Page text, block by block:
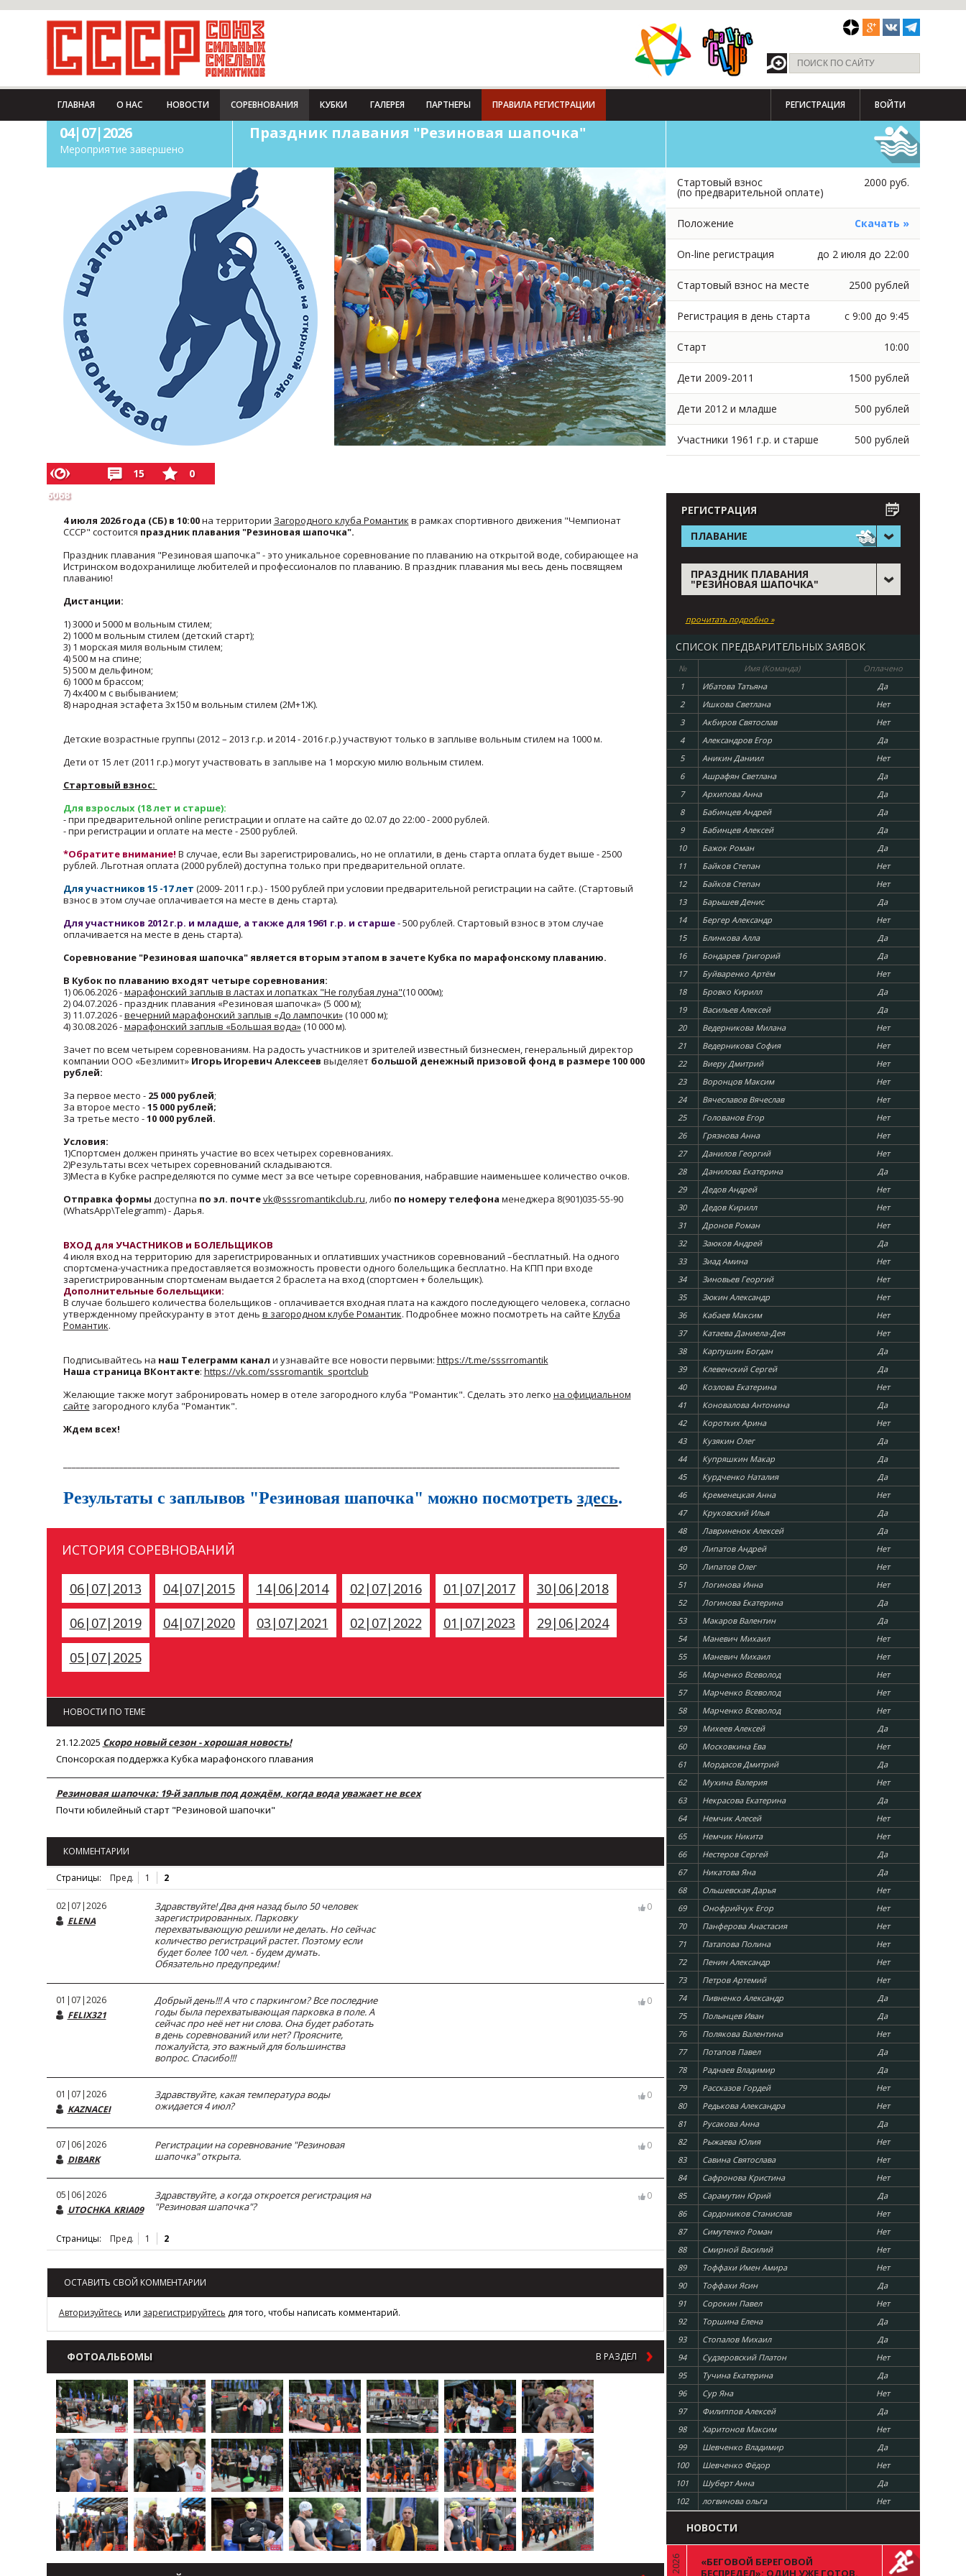
ГЛАВНАЯ О НАС НОВОСТИ СОРЕВНОВАНИЯ КУБКИ ГАЛЕРЕЯ ПАРТНЕРЫ ПРАВИЛА РЕГИСТРАЦИИ РЕГИСТРАЦИЯ ВОЙТИ
04|07|2026
Мероприятие завершено
Праздник плавания "Резиновая шапочка"
Стартовый взнос
(по предварительной оплате)
2000 руб.
Положение Скачать »
On-line регистрация до 2 июля до 22:00
Стартовый взнос на месте 2500 рублей
Регистрация в день старта с 9:00 до 9:45
Старт 10:00
Дети 2009-2011 1500 рублей
Дети 2012 и младше 500 рублей
Участники 1961 г.р. и старше 500 рублей
6068
15 0
4 июля 2026 года (СБ) в 10:00на территории Загородного клуба Романтик в рамках спортивного движения "Чемпионат
СССР" состоится праздник плавания "Резиновая шапочка".
Праздник плавания "Резиновая шапочка" - это уникальное соревнование по плаванию на открытой воде, собирающее на
Истринском водохранилище любителей и профессионалов по плаванию. В праздник плавания мы весь день посвящяем
плаванию!
Дистанции:
1) 3000 и 5000 м вольным стилем;
2) 1000 м вольным стилем (детский старт);
3) 1 морская миля вольным стилем;
4) 500 м на спине;
5) 500 м дельфином;
6) 1000 м брассом;
7) 4х400 м с выбыванием;
8) народная эстафета 3х150 м вольным стилем (2М+1Ж).
Детские возрастные группы (2012 – 2013 г.р. и 2014 - 2016 г.р.) участвуют только в заплыве вольным стилем на 1000 м.
Дети от 15 лет (2011 г.р.) могут участвовать в заплыве на 1 морскую милю вольным стилем.
Стартовый взнос:
Для взрослых (18 лет и старше):
- при предварительной online регистрации и оплате на сайте до 02.07 до 22:00 - 2000 рублей.
- при регистрации и оплате на месте - 2500 рублей.
*Обратите внимание! В случае, если Вы зарегистрировались, но не оплатили, в день старта оплата будет выше - 2500
рублей. Льготная оплата (2000 рублей) доступна только при предварительной оплате.
Для участников 15 -17 лет (2009- 2011 г.р.) - 1500 рублей при условии предварительной регистрации на сайте. (Стартовый
взнос в этом случае оплачивается на месте в день старта).
Для участников 2012 г.р. и младше, а также для 1961 г.р. и старше- 500 рублей. Стартовый взнос в этом случае
оплачивается на месте в день старта).
Соревнование "Резиновая шапочка" является вторым этапом в зачете Кубка по марафонскому плаванию.
В Кубок по плаванию входят четыре соревнования:
1) 06.06.2026 -марафонский заплыв в ластах и лопатках "Не голубая луна"(10 000м);
2) 04.07.2026 - праздник плавания «Резиновая шапочка» (5 000 м);
3) 11.07.2026 -вечерний марафонский заплыв «До лампочки»(10 000 м);
4) 30.08.2026 -марафонский заплыв «Большая вода»(10 000 м).
Зачет по всем четырем соревнованиям. На радость участников и зрителей известный бизнесмен, генеральный директор
компании ООО «Безлимит» Игорь Игоревич Алексеев выделяет большой денежный призовой фонд в размере 100 000
рублей:
За первое место - 25 000 рублей;
За второе место -15 000 рублей;
За третье место -10 000 рублей.
Условия:
1)Спортсмен должен принять участие во всех четырех соревнованиях.
2)Результаты всех четырех соревнований складываются.
3)Места в Кубке распределяются по сумме мест за все четыре соревнования, набравшие наименьшее количество очков.
Отправка формы доступна по эл. почтеvk@sssromantikclub.ru, либо по номеру телефона менеджера 8(901)035-55-90
(WhatsApp\Telegramm) - Дарья.
ВХОД для УЧАСТНИКОВ и БОЛЕЛЬЩИКОВ
4 июля вход на территорию для зарегистрированных и оплативших участников соревнований –бесплатный. На одного
спортсмена-участника предоставляется возможность провести одного болельщика бесплатно. На КПП при входе
зарегистрированным спортсменам выдается 2 браслета на вход (спортсмен + болельщик).
Дополнительные болельщики:
В случае большего количества болельщиков - оплачивается входная плата на каждого последующего человека, согласно
утвержденному прейскуранту в этот день в загородном клубе Романтик. Подробнее можно посмотреть на сайте Клуба
Романтик.
Подписывайтесь на наш Телеграмм канал и узнавайте все новости первыми: https://t.me/sssrromantik
Наша страница ВКонтакте: https://vk.com/sssromantik_sportclub
Желающие также могут забронировать номер в отеле загородного клуба "Романтик". Сделать это легко на официальном
сайте загородного клуба "Романтик".
Ждем всех!
Результаты с заплывов "Резиновая шапочка" можно посмотреть здесь.
ИСТОРИЯ СОРЕВНОВАНИЙ
06|07|2013 04|07|2015 14|06|2014 02|07|2016 01|07|2017
30|06|2018
06|07|2019
04|07|2020 03|07|2021 02|07|2022 01|07|2023
29|06|2024
05|07|2025
НОВОСТИ ПО ТЕМЕ
21.12.2025 Скоро новый сезон - хорошая новость!
Спонсорская поддержка Кубка марафонского плавания
Резиновая шапочка: 19-й заплыв под дождём, когда вода уважает не всех
Почти юбилейный старт "Резиновой шапочки"
КОММЕНТАРИИ
Страницы: Пред. 1 2
02|07|2026
ELENA
Здравствуйте! Два дня назад было 50 человек
зарегистрированных. Парковку
перехватывающую решили не делать. Но сейчас
количество регистраций растет. Поэтому если
будет более 100 чел. - будем думать.
Обязательно предупредим!
0
01|07|2026
FELIX321
Добрый день!!! А что с паркингом? Все последние
годы была перехватывающая парковка в поле. А
сейчас про неё нет ни слова. Она будет работать
в день соревнований или нет? Проясните,
пожалуйста, это важный для большинства
вопрос. Спасибо!!!
0
01|07|2026
KAZNACEI
Здравствуйте, какая температура воды
ожидается 4 июл?
0
07|06|2026
DIBARK
Регистрации на соревнование "Резиновая
шапочка" открыта.
0
05|06|2026
UTOCHKA_KRIA09
Здравствуйте, а когда откроется регистрация на
"Резиновая шапочка"?
0
Страницы: Пред. 1 2
ОСТАВИТЬ СВОЙ КОММЕНТАРИИ
Авторизуйтесь или зарегистрируйтесь для того, чтобы написать комментарий.
ФОТОАЛЬБОМЫ В РАЗДЕЛ
РЕГИСТРАЦИЯ
ПЛАВАНИЕ
ПРАЗДНИК ПЛАВАНИЯ
"РЕЗИНОВАЯ ШАПОЧКА"
прочитать подробно »
СПИСОК ПРЕДВАРИТЕЛЬНЫХ ЗАЯВОК
№ Имя (Команда)
Оплачено
1
Ибатова Татьяна
Да
2
Ишкова Светлана
Нет
3
Акбиров Святослав
Нет
4
Александров Егор
Да
5
Аникин Даниил
Нет
6
Ашрафян Светлана
Да
7
Архипова Анна
Да
8
Бабинцев Андрей
Да
9
Бабинцев Алексей
Да
10
Бажок Роман
Да
11
Байков Степан
Нет
12
Байков Степан
Нет
13
Барышев Денис
Да
14
Бергер Александр
Нет
15
Блинкова Алла
Да
16
Бондарев Григорий
Да
17
Буйваренко Артём
Нет
18
Бровко Кирилл
Да
19
Васильев Алексей
Да
20
Ведерникова Милана
Нет
21
Ведерникова София
Нет
22
Виеру Дмитрий
Нет
23
Воронцов Максим
Нет
24
Вячеславов Вячеслав
Нет
25
Голованов Егор
Нет
26
Грязнова Анна
Нет
27
Данилов Георгий
Нет
28
Данилова Екатерина
Да
29
Дедов Андрей
Нет
30
Дедов Кирилл
Нет
31
Дронов Роман
Нет
32
Заюков Андрей
Да
33
Зиад Амина
Нет
34
Зиновьев Георгий
Нет
35
Зюкин Александр
Нет
36
Кабаев Максим
Нет
37
Катаева Даниела-Дея
Нет
38
Карпушин Богдан
Да
39
Клевенский Сергей
Да
40
Козлова Екатерина
Нет
41
Коновалова Антонина
Да
42
Коротких Арина
Нет
43
Кузякин Олег
Да
44
Купряшкин Макар
Да
45
Курдченко Наталия
Да
46
Кременецкая Анна
Нет
47
Круковский Илья
Да
48
Лавриненок Алексей
Да
49
Липатов Андрей
Нет
50
Липатов Олег
Нет
51
Логинова Инна
Нет
52
Логинова Екатерина
Да
53
Макаров Валентин
Да
54
Маневич Михаил
Нет
55
Маневич Михаил
Нет
56
Марченко Всеволод
Нет
57
Марченко Всеволод
Нет
58
Марченко Всеволод
Нет
59
Михеев Алексей
Да
60
Московкина Ева
Нет
61
Мордасов Дмитрий
Да
62
Мухина Валерия
Нет
63
Некрасова Екатерина
Да
64
Немчик Алесей
Нет
65
Немчик Никита
Нет
66
Нестеров Сергей
Да
67
Никатова Яна
Да
68
Ольшевская Дарья
Нет
69
Онофрийчук Егор
Нет
70
Панферова Анастасия
Нет
71
Патапова Полина
Нет
72
Пенин Александр
Нет
73
Петров Артемий
Нет
74
Пивненко Александр
Да
75
Полынцев Иван
Да
76
Полякова Валентина
Нет
77
Потапов Павел
Да
78
Раднаев Владимир
Да
79
Рассказов Гордей
Нет
80
Редькова Александра
Нет
81
Русакова Анна
Да
82
Рыжаева Юлия
Нет
83
Савина Святослава
Нет
84
Сафронова Кристина
Нет
85
Сарамутин Юрий
Да
86
Сардоников Станислав
Нет
87
Симутенко Роман
Нет
88
Смирной Василий
Нет
89
Тоффахи Имен Амира
Нет
90
Тоффахи Ясин
Да
91
Сорокин Павел
Нет
92
Торшина Елена
Да
93
Стопалов Михаил
Да
94
Судзеровский Платон
Нет
95
Тучина Екатерина
Да
96
Сур Яна
Нет
97
Филиппов Алексей
Да
98
Харитонов Максим
Нет
99
Шевченко Владимир
Да
100
Шевченко Фёдор
Нет
101
Шуберт Анна
Да
102
логвинова ольга Нет
НОВОСТИ
«БЕГОВОЙ БЕРЕГОВОЙ
БЕСПРЕДЕЛ»: ОДИН УЖЕ ГОТОВ.